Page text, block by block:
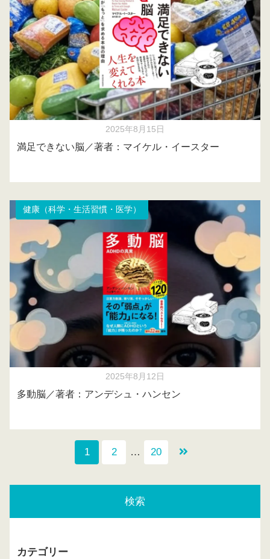
2025年8月15日
満足できない脳／著者：マイケル・イースター
健康（科学・生活習慣・医学）
2025年8月12日
多動脳／著者：アンデシュ・ハンセン
1 2 … 20
検索
カテゴリー